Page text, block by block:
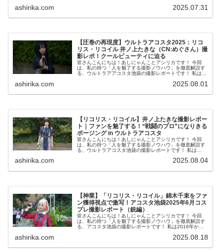
ashirika.com 2025.07.31
【圧巻の再現度】ウルトラアコスタ2025：リコ
リス・リコイル 井ノ上たきな（CN:めぐさん）撮
影レポ！クールビューティに迫る
皆さんこんにちは！あしにゃんことアシリカです！ 今回
は、私の持つ「人を魅了する撮影ノウハウ」を徹底解説す
る、ウルトラアアコスタ池袋の撮影レポートです！ 私は
ashirika.com 2025.08.01
【リコリス・リコイル】井ノ上たきな撮影レポー
ト｜ファンを魅了する！“戦闘のプロ”になりきる
ポージング in ウルトラアコスタ
皆さんこんにちは！あしにゃんことアシリカです！ 今回
は、私の持つ「人を魅了する撮影ノウハウ」を徹底解説す
る、ウルトラアコスタ池袋の撮影レポートです！ 私は
ashirika.com 2025.08.04
【神業】「リコリス・リコイル」錦木千束をファ
ン獲得視点で激写！アコスタ池袋2025年6月コス
プレ撮影レポート（銃編）
皆さんこんにちは！あしにゃんことアシリカです！ 今回
は、私の持つ「人を魅了する撮影ノウハウ」を徹底解説す
る、アコスタ池袋の撮影レポートです！ 私は2016年から
ashirika.com 2025.08.18